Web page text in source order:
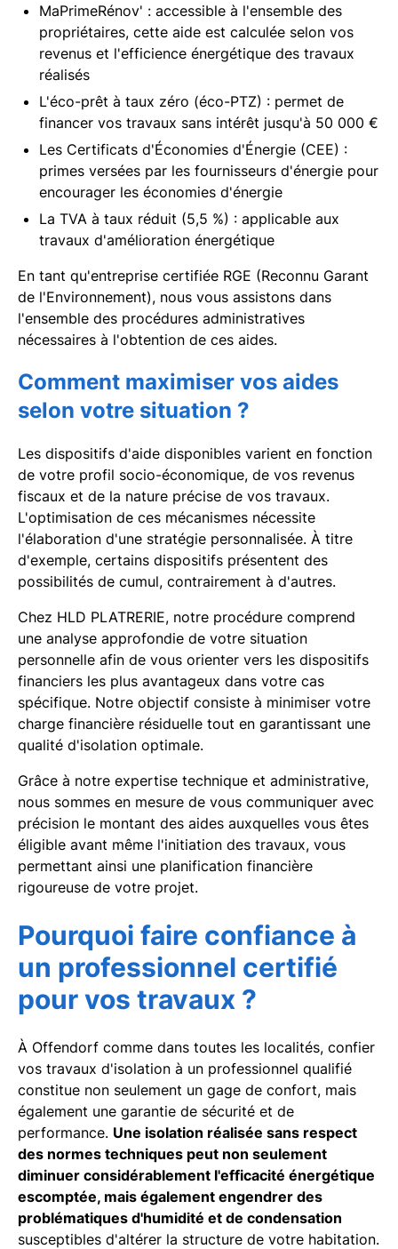
MaPrimeRénov' : accessible à l'ensemble des
propriétaires, cette aide est calculée selon vos
revenus et l'efficience énergétique des travaux
réalisés
L'éco-prêt à taux zéro (éco-PTZ) : permet de
financer vos travaux sans intérêt jusqu'à 50 000 €
Les Certificats d'Économies d'Énergie (CEE) :
primes versées par les fournisseurs d'énergie pour
encourager les économies d'énergie
La TVA à taux réduit (5,5 %) : applicable aux
travaux d'amélioration énergétique
En tant qu'entreprise certifiée RGE (Reconnu Garant
de l'Environnement), nous vous assistons dans
l'ensemble des procédures administratives
nécessaires à l'obtention de ces aides.
Comment maximiser vos aides
selon votre situation ?
Les dispositifs d'aide disponibles varient en fonction
de votre profil socio-économique, de vos revenus
fiscaux et de la nature précise de vos travaux.
L'optimisation de ces mécanismes nécessite
l'élaboration d'une stratégie personnalisée. À titre
d'exemple, certains dispositifs présentent des
possibilités de cumul, contrairement à d'autres.
Chez HLD PLATRERIE, notre procédure comprend
une analyse approfondie de votre situation
personnelle afin de vous orienter vers les dispositifs
financiers les plus avantageux dans votre cas
spécifique. Notre objectif consiste à minimiser votre
charge financière résiduelle tout en garantissant une
qualité d'isolation optimale.
Grâce à notre expertise technique et administrative,
nous sommes en mesure de vous communiquer avec
précision le montant des aides auxquelles vous êtes
éligible avant même l'initiation des travaux, vous
permettant ainsi une planification financière
rigoureuse de votre projet.
Pourquoi faire confiance à
un professionnel certifié
pour vos travaux ?
À Offendorf comme dans toutes les localités, confier
vos travaux d'isolation à un professionnel qualifié
constitue non seulement un gage de confort, mais
également une garantie de sécurité et de
performance. Une isolation réalisée sans respect
des normes techniques peut non seulement
diminuer considérablement l'efficacité énergétique
escomptée, mais également engendrer des
problématiques d'humidité et de condensation
susceptibles d'altérer la structure de votre habitation.